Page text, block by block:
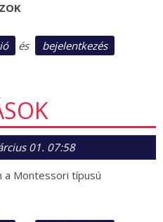
és
bejelentkezés
01. 07:58
a Montessori típusú